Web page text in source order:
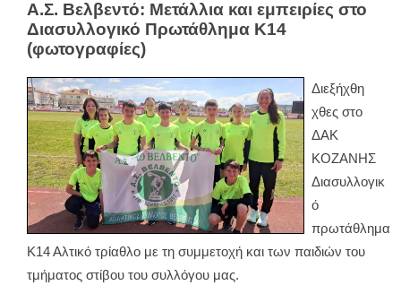
Α.Σ. Βελβεντό: Μετάλλια και εμπειρίες στο
Διασυλλογικό Πρωτάθλημα Κ14
(φωτογραφίες)
Διεξήχθη
χθες στο
ΔΑΚ
ΚΟΖΑΝΗΣ
Διασυλλογικ
ό
πρωτάθλημα
Κ14 Αλτικό τρίαθλο με τη συμμετοχή και των παιδιών του
τμήματος στίβου του συλλόγου μας.